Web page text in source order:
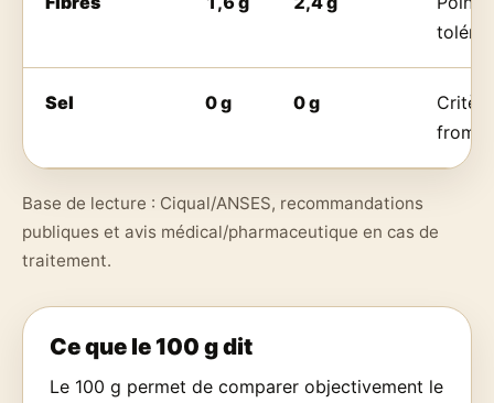
Sel 0 g 0 g
Base de lecture : Ciqual/ANSES, recommandations
publiques et avis médical/pharmaceutique en cas de
traitement.
Ce que le 100 g dit
Le 100 g permet de comparer objectivement le